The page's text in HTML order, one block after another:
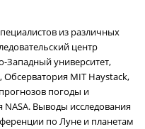
из различных
центр
Западный университет,
MIT Haystack,
погоды и
Выводы исследования
по Луне и планетам